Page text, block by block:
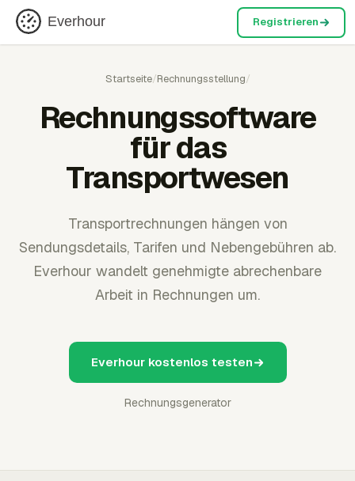
Everhour Registrieren
Startseite/Rechnungsstellung/
Rechnungssoftware
für das
Transportwesen
Transportrechnungen hängen von
Sendungsdetails, Tarifen und Nebengebühren ab.
Everhour wandelt genehmigte abrechenbare
Arbeit in Rechnungen um.
Everhour kostenlos testen
Rechnungsgenerator